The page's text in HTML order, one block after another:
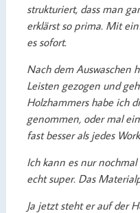
strukturiert, dass man
erklärst so prima. Mit
es sofort.
Nach dem Auswaschen
Leisten gezogen und
Holzhammers habe ich
genommen, oder mal
fast besser als jedes
Ich kann es nur
echt super. Das
Ja jetzt steht er auf der